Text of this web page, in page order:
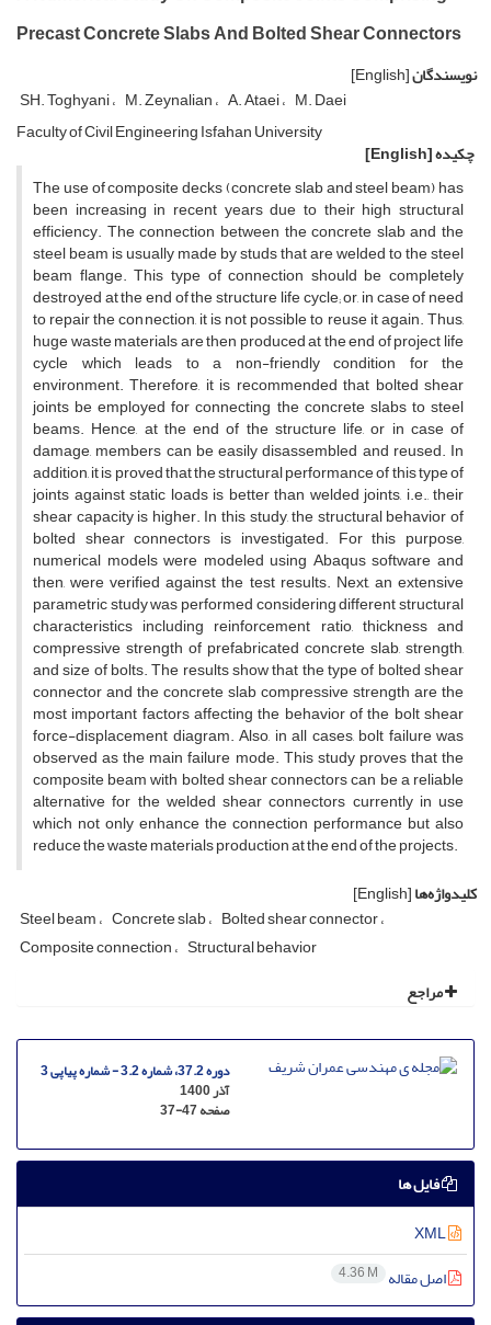
Precast Concrete Slabs And Bolted Shear Connectors
نویسندگان[English]
SH. Toghyani M. Zeynalian A. Ataei M. Daei
F‌a‌c‌u‌l‌t‌y o‌f C‌i‌v‌i‌l E‌n‌g‌i‌n‌e‌e‌r‌i‌n‌g I‌s‌f‌a‌h‌a‌n U‌n‌i‌v‌e‌r‌s‌i‌t‌y
چکیده[English]
The use of composite decks (concrete slab and steel beam) has
been increasing in recent years due to their high structural
efficiency. The connection between the concrete slab and the
steel beam is usually made by studs that are welded to the steel
beam flange. This type of connection should be completely
destroyed at the end of the structure life cycle; or, in case of need
to repair the connection, it is not possible to reuse it again. Thus,
huge waste materials are then produced at the end of project life
cycle which leads to a non-friendly condition for the
environment. Therefore, it is recommended that bolted shear
joints be employed for connecting the concrete slabs to steel
beams. Hence, at the end of the structure life, or in case of
damage, members can be easily disassembled and reused. In
addition, it is proved that the structural performance of this type of
joints against static loads is better than welded joints, i.e., their
shear capacity is higher. In this study, the structural behavior of
bolted shear connectors is investigated. For this purpose,
numerical models were modeled using Abaqus software and
then, were verified against the test results. Next, an extensive
parametric study was performed considering different structural
characteristics including reinforcement ratio, thickness and
compressive strength of prefabricated concrete slab, strength,
and size of bolts. The results show that the type of bolted shear
connector and the concrete slab compressive strength are the
most important factors affecting the behavior of the bolt shear
force-displacement diagram. Also, in all cases, bolt failure was
observed as the main failure mode. This study proves that the
composite beam with bolted shear connectors can be a reliable
alternative for the welded shear connectors currently in use
which not only enhance the connection performance but also
reduce the waste materials production at the end of the projects.
کلیدواژه‌ها[English]
Steel beam Concrete slab Bolted shear connector
Composite connection Structural behavior
مراجع
دوره 37.2، شماره 3.2 - شماره پیاپی 3
آذر 1400
صفحه37-47
فایل ها
اصل مقاله 4.36 M